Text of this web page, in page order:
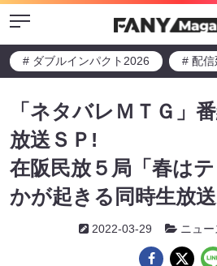
Menu
# ダブルインパクト2026 # 配信
「ネタバレＭＴＧ」
放送ＳＰ!
在阪民放５局「春は
かが起きる同時生放送
2022-03-29 ニュー